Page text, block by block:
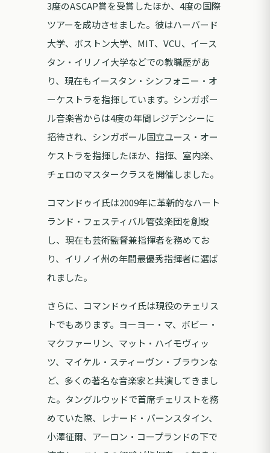
3度のASCAP賞を受賞したほか、4度の国際
ツアーを成功させました。彼はハーバード
大学、ボストン大学、MIT、VCU、イース
タン・イリノイ大学などでの教職歴があ
り、現在もイースタン・シンフォニー・オ
ーケストラを指揮しています。シンガポー
ル音楽省からは4度の年間レジデンシーに
招待され、シンガポール国立ユース・オー
ケストラを指揮したほか、指揮、室内楽、
チェロのマスタークラスを開催しました。
コマンドゥイ氏は2009年に革新的なハート
ランド・フェスティバル管弦楽団を創設
し、現在も芸術監督兼指揮者を務めてお
り、イリノイ州の年間最優秀指揮者に選ば
れました。
さらに、コマンドゥイ氏は現役のチェリス
トでもあります。ヨーヨー・マ、ボビー・
マクファーリン、マット・ハイモヴィッ
ツ、マイケル・スティーヴン・ブラウンな
ど、多くの著名な音楽家と共演してきまし
た。タングルウッドで首席チェリストを務
めていた際、レナード・バーンスタイン、
小澤征爾、アーロン・コープランドの下で